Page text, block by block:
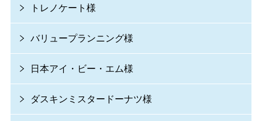
トレノケート様
バリュープランニング様
日本アイ・ビー・エム様
ダスキンミスタードーナツ様